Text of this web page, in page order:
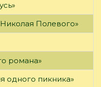
Полевого»
романа»
одного пикника»